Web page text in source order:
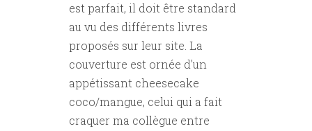
est parfait, il doit être standard
au vu des différents livres
proposés sur leur site. La
couverture est ornée d'un
appétissant cheesecake
coco/mangue, celui qui a fait
craquer ma collègue entre